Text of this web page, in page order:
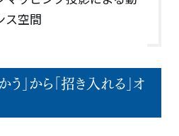
ス空間
う」から「招き入れる」オ